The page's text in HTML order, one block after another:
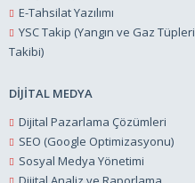
E-Tahsilat Yazılımı
YSC Takip (Yangın ve Gaz Tüpleri
Takibi)
DİJİTAL MEDYA
Dijital Pazarlama Çözümleri
SEO (Google Optimizasyonu)
Sosyal Medya Yönetimi